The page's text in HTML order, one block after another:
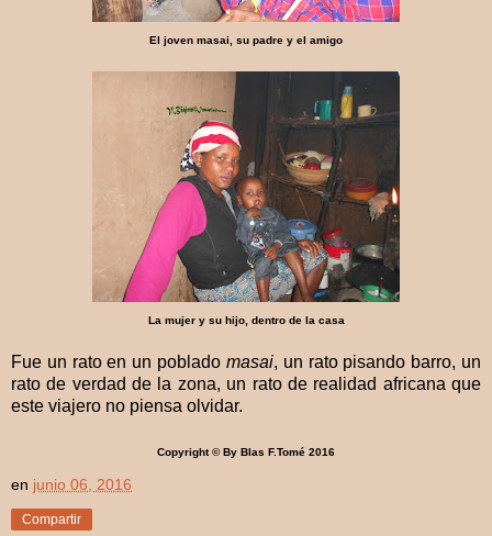
El joven masai, su padre y el amigo
La mujer y su hijo, dentro de la casa
Fue un rato en un poblado masai, un rato pisando barro, un
rato de verdad de la zona, un rato de realidad africana que
este viajero no piensa olvidar.
Copyright © By Blas F.Tomé 2016
en junio 06, 2016
Compartir